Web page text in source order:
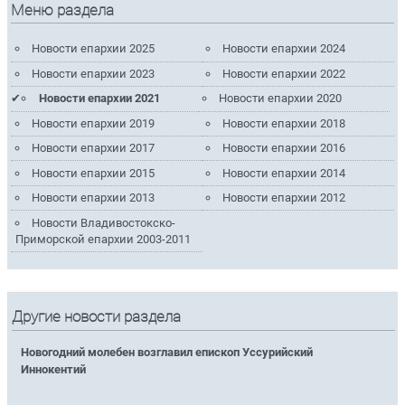
Меню раздела
Новости епархии 2025
Новости епархии 2024
Новости епархии 2023
Новости епархии 2022
Новости епархии 2021
Новости епархии 2020
Новости епархии 2019
Новости епархии 2018
Новости епархии 2017
Новости епархии 2016
Новости епархии 2015
Новости епархии 2014
Новости епархии 2013
Новости епархии 2012
Новости Владивостокско-
Приморской епархии 2003-2011
Другие новости раздела
Новогодний молебен возглавил епископ Уссурийский
Иннокентий